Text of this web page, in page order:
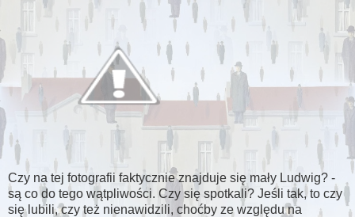
Czy na tej fotografii faktycznie znajduje się mały Ludwig? -
są co do tego wątpliwości. Czy się spotkali? Jeśli tak, to czy
się lubili, czy też nienawidzili, choćby ze względu na